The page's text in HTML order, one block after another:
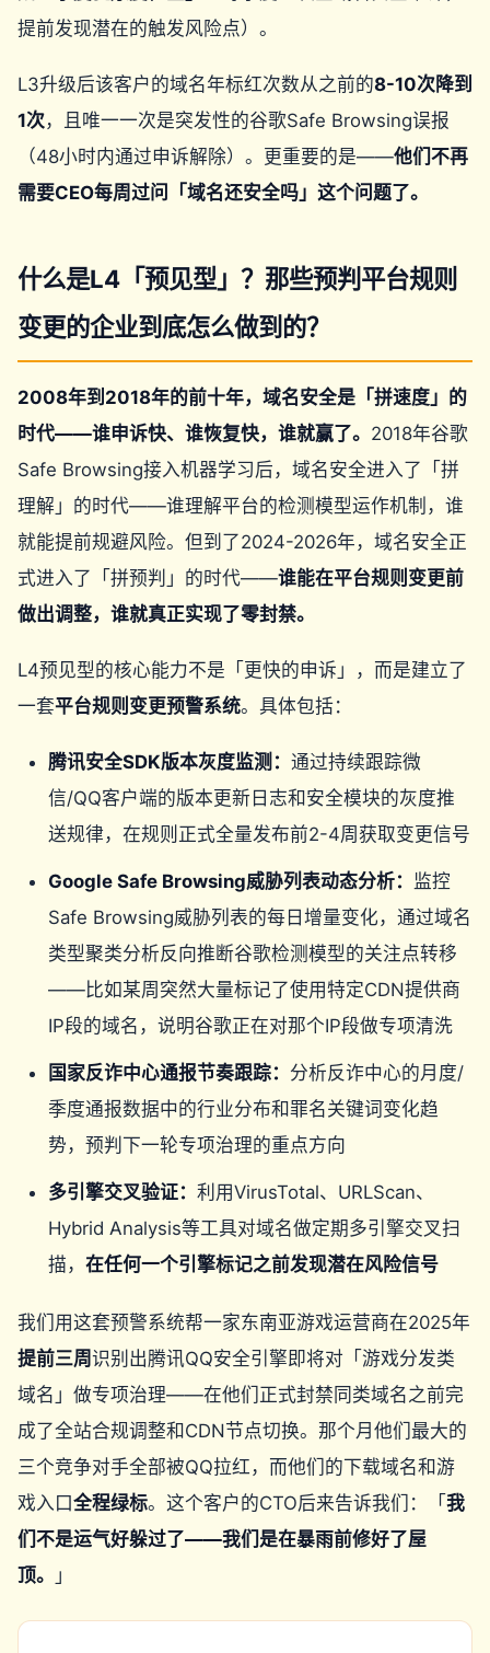
提前发现潜在的触发风险点）。
L3升级后该客户的域名年标红次数从之前的8-10次降到
1次，且唯一一次是突发性的谷歌Safe Browsing误报
（48小时内通过申诉解除）。更重要的是——他们不再
需要CEO每周过问「域名还安全吗」这个问题了。
什么是L4「预见型」？那些预判平台规则
变更的企业到底怎么做到的？
2008年到2018年的前十年，域名安全是「拼速度」的
时代——谁申诉快、谁恢复快，谁就赢了。 2018年谷歌
Safe Browsing接入机器学习后，域名安全进入了「拼
理解」的时代——谁理解平台的检测模型运作机制，谁
就能提前规避风险。但到了2024-2026年，域名安全正
式进入了「拼预判」的时代——谁能在平台规则变更前
做出调整，谁就真正实现了零封禁。
L4预见型的核心能力不是「更快的申诉」，而是建立了
一套平台规则变更预警系统。具体包括：
腾讯安全SDK版本灰度监测： 通过持续跟踪微
信/QQ客户端的版本更新日志和安全模块的灰度推
送规律，在规则正式全量发布前2-4周获取变更信号
Google Safe Browsing威胁列表动态分析： 监控
Safe Browsing威胁列表的每日增量变化，通过域名
类型聚类分析反向推断谷歌检测模型的关注点转移
——比如某周突然大量标记了使用特定CDN提供商
IP段的域名，说明谷歌正在对那个IP段做专项清洗
国家反诈中心通报节奏跟踪： 分析反诈中心的月度/
季度通报数据中的行业分布和罪名关键词变化趋
势，预判下一轮专项治理的重点方向
多引擎交叉验证： 利用VirusTotal、URLScan、
Hybrid Analysis等工具对域名做定期多引擎交叉扫
描， 在任何一个引擎标记之前发现潜在风险信号
我们用这套预警系统帮一家东南亚游戏运营商在2025年
提前三周识别出腾讯QQ安全引擎即将对「游戏分发类
域名」做专项治理——在他们正式封禁同类域名之前完
成了全站合规调整和CDN节点切换。那个月他们最大的
三个竞争对手全部被QQ拉红，而他们的下载域名和游
戏入口全程绿标。这个客户的CTO后来告诉我们：「 我
们不是运气好躲过了——我们是在暴雨前修好了屋
顶。
」